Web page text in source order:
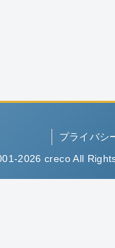
プライバシ
2026 creco All